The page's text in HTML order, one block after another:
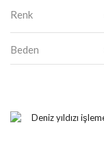
Renk
Beden